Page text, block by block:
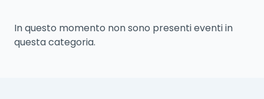
In questo momento non sono presenti eventi in
questa categoria.